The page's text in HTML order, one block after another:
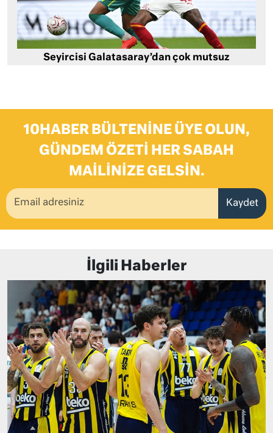
Seyircisi Galatasaray’dan çok mutsuz
10HABER BÜLTENINE ÜYE OLUN,
GÜNDEM ÖZETI HER SABAH
MAILINIZE GELSIN.
Kaydet
İlgili Haberler